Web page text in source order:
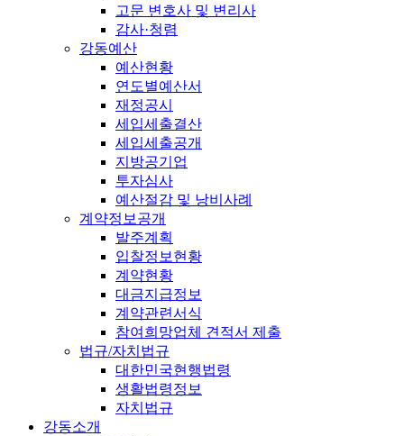
고문 변호사 및 변리사
감사·청렴
강동예산
예산현황
연도별예산서
재정공시
세입세출결산
세입세출공개
지방공기업
투자심사
예산절감 및 낭비사례
계약정보공개
발주계획
입찰정보현황
계약현황
대금지급정보
계약관련서식
참여희망업체 견적서 제출
법규/자치법규
대한민국현행법령
생활법령정보
자치법규
강동소개